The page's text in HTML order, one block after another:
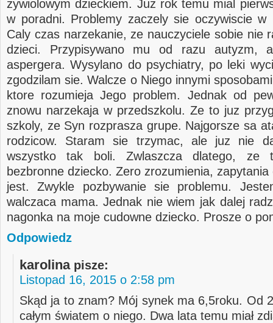
zywiolowym dzieckiem. Juz rok temu mial
w poradni. Problemy zaczely sie oczywiscie w
Caly czas narzekanie, ze nauczyciele sobie nie
dzieci. Przypisywano mu od razu autyzm,
aspergera. Wysylano do psychiatry, po leki
zgodzilam sie. Walcze o Niego innymi
ktore rozumieja Jego problem. Jednak od
znowu narzekaja w przedszkolu. Ze to juz
szkoly, ze Syn rozprasza grupe. Najgorsze sa
rodzicow. Staram sie trzymac, ale juz nie
wszystko tak boli. Zwlaszcza dlatego, ze
bezbronne dziecko. Zero zrozumienia,
jest. Zwykle pozbywanie sie problemu.
walczaca mama. Jednak nie wiem jak dalej
nagonka na moje cudowne dziecko. Prosze o
Odpowiedz
karolina pisze:
Listopad 16, 2015 o 2:58 pm
Skąd ja to znam? Mój synek ma 6,5roku. Od
całym światem o niego. Dwa lata temu miał